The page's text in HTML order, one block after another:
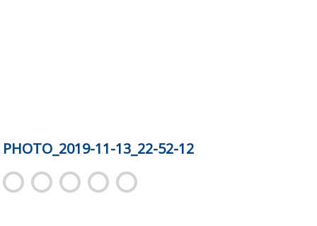
PHOTO_2019-11-13_22-52-12